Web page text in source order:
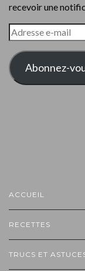
recevoir une
ADRESSE
E-
MAIL
Abonnez-
ACCUEIL
RECETTES
TRUCS ET